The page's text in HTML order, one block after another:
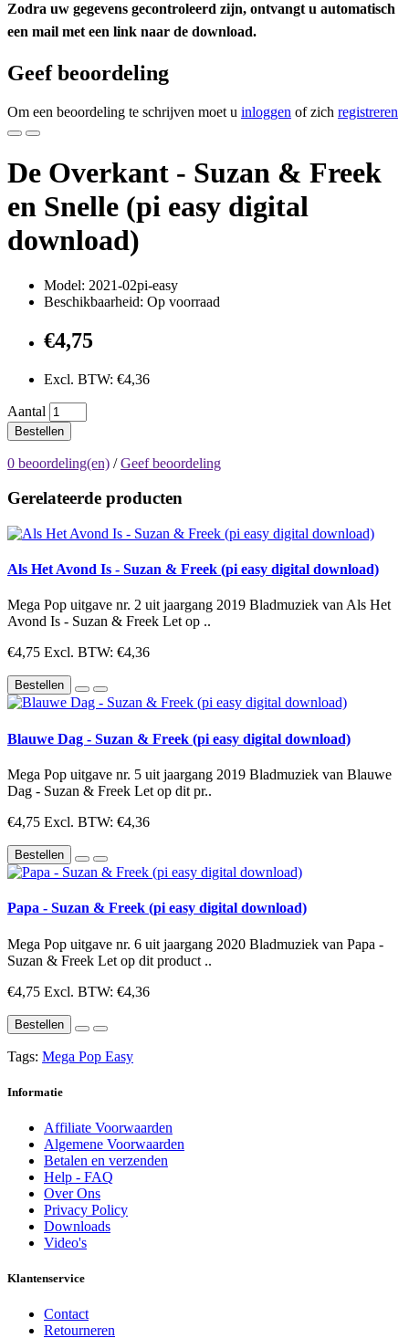
Zodra uw gegevens gecontroleerd zijn, ontvangt u automatisch
een mail met een link naar de download.
Geef beoordeling
Om een beoordeling te schrijven moet u inloggen of zich registreren
De Overkant - Suzan & Freek
en Snelle (pi easy digital
download)
Model: 2021-02pi-easy
Beschikbaarheid: Op voorraad
€4,75
Excl. BTW: €4,36
Aantal
Bestellen
0 beoordeling(en) /Geef beoordeling
Gerelateerde producten
Als Het Avond Is - Suzan & Freek (pi easy digital download)
Mega Pop uitgave nr. 2 uit jaargang 2019 Bladmuziek van Als Het
Avond Is - Suzan & Freek Let op ..
€4,75 Excl. BTW: €4,36
Bestellen
Blauwe Dag - Suzan & Freek (pi easy digital download)
Mega Pop uitgave nr. 5 uit jaargang 2019 Bladmuziek van Blauwe
Dag - Suzan & Freek Let op dit pr..
€4,75 Excl. BTW: €4,36
Bestellen
Papa - Suzan & Freek (pi easy digital download)
Mega Pop uitgave nr. 6 uit jaargang 2020 Bladmuziek van Papa -
Suzan & Freek Let op dit product ..
€4,75 Excl. BTW: €4,36
Bestellen
Tags: Mega Pop Easy
Informatie
Affiliate Voorwaarden
Algemene Voorwaarden
Betalen en verzenden
Help - FAQ
Over Ons
Privacy Policy
Downloads
Video's
Klantenservice
Contact
Retourneren